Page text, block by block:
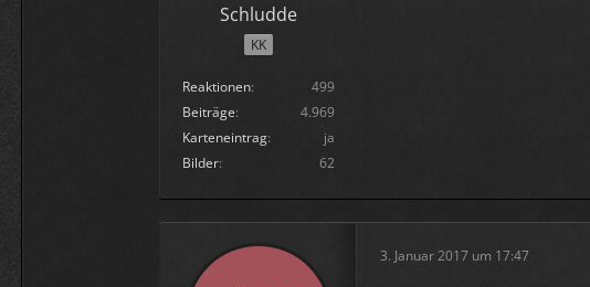
Schludde
KK
Reaktionen
499
Beiträge
4.969
Karteneintrag
ja
Bilder
62
3. Januar 2017 um 17:47